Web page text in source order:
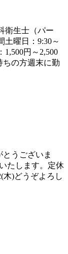
衛生士（パー
土曜日：9:30～
1,500円～2,500
ちの方週末に勤
うございま
たします。定休
木)どうぞよろし